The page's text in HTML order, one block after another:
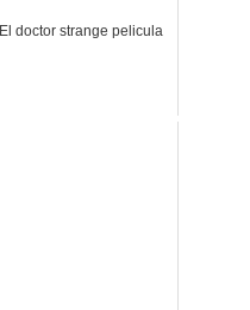
El doctor strange pelicula